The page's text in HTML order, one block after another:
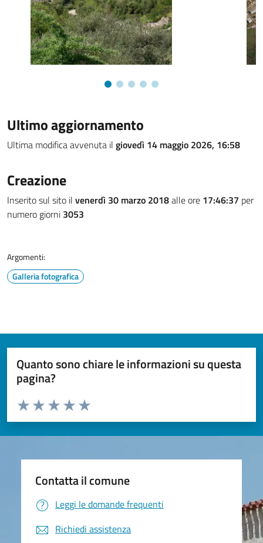
Ultimo aggiornamento
Ultima modifica avvenuta il giovedì 14 maggio 2026, 16:58
Creazione
Inserito sul sito il venerdì 30 marzo 2018alle ore 17:46:37 per
numero giorni 3053
Argomenti:
Galleria fotografica
Quanto sono chiare le informazioni su questa
pagina?
Valuta da 1 a 5 stelle la pagina
Valuta 5 stelle su 5
Valuta 4 stelle su 5
Valuta 3 stelle su 5
Valuta 2 stelle su 5
Valuta 1 stelle su 5
Contatta il comune
Leggi le domande frequenti
Richiedi assistenza